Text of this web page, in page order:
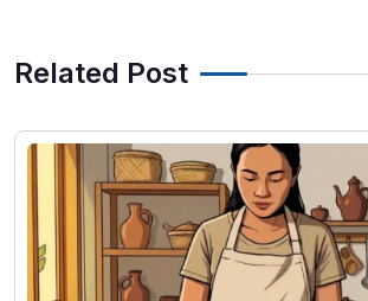
Related Post